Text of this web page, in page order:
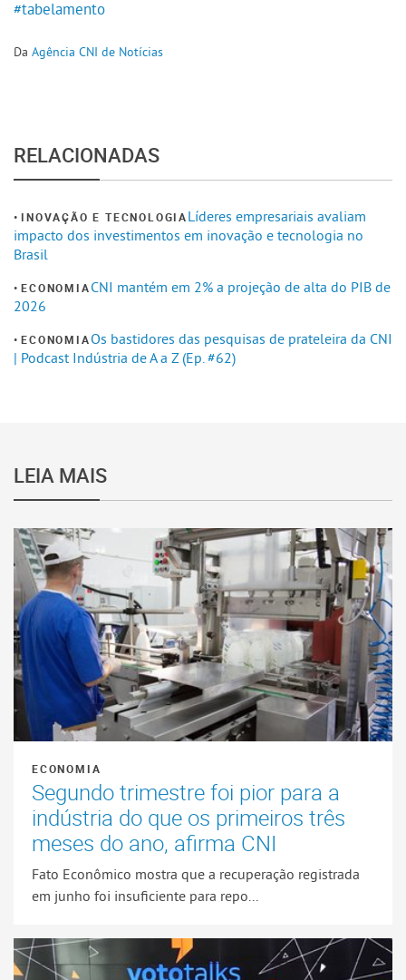
#tabelamento
Da Agência CNI de Notícias
RELACIONADAS
INOVAÇÃO E TECNOLOGIALíderes empresariais avaliam
impacto dos investimentos em inovação e tecnologia no
Brasil
ECONOMIACNI mantém em 2% a projeção de alta do PIB de
2026
ECONOMIAOs bastidores das pesquisas de prateleira da CNI
| Podcast Indústria de A a Z (Ep. #62)
LEIA MAIS
ECONOMIA
Segundo trimestre foi pior para a
indústria do que os primeiros três
meses do ano, afirma CNI
Fato Econômico mostra que a recuperação registrada
em junho foi insuficiente para repo...